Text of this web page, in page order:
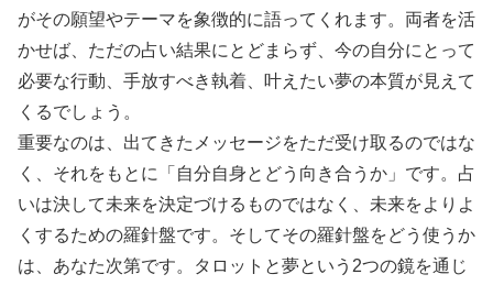
がその願望やテーマを象徴的に語ってくれます。両者を活
かせば、ただの占い結果にとどまらず、今の自分にとって
必要な行動、手放すべき執着、叶えたい夢の本質が見えて
くるでしょう。
重要なのは、出てきたメッセージをただ受け取るのではな
く、それをもとに「自分自身とどう向き合うか」です。占
いは決して未来を決定づけるものではなく、未来をよりよ
くするための羅針盤です。そしてその羅針盤をどう使うか
は、あなた次第です。タロットと夢という2つの鏡を通じ